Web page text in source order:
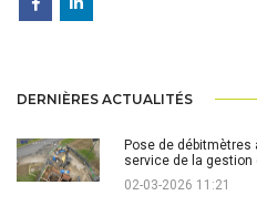
DERNIÈRES ACTUALITÉS
Pose de débitmètres
service de la gestion
02-03-2026 11:21